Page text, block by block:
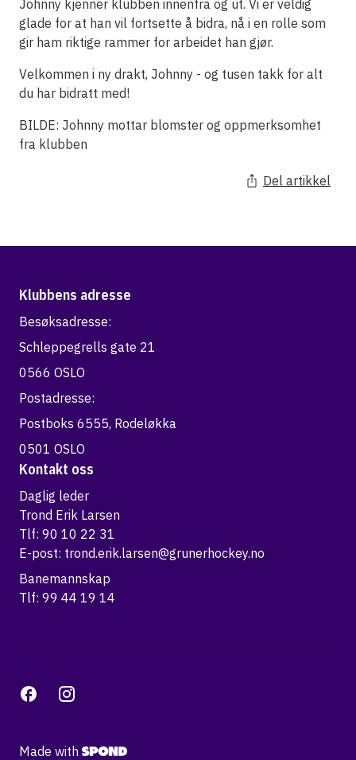
Johnny kjenner klubben innenfra og ut. Vi er veldig
glade for at han vil fortsette å bidra, nå i en rolle som
gir ham riktige rammer for arbeidet han gjør.
Velkommen i ny drakt, Johnny - og tusen takk for alt
du har bidratt med!
BILDE: Johnny mottar blomster og oppmerksomhet
fra klubben
Del artikkel
Klubbens adresse
Besøksadresse:
Schleppegrells gate 21
0566 OSLO
Postadresse:
Postboks 6555, Rodeløkka
0501 OSLO
Kontakt oss
Daglig leder
Trond Erik Larsen
Tlf: 90 10 22 31
E-post: trond.erik.larsen@grunerhockey.no
Banemannskap
Tlf: 99 44 19 14
Made with